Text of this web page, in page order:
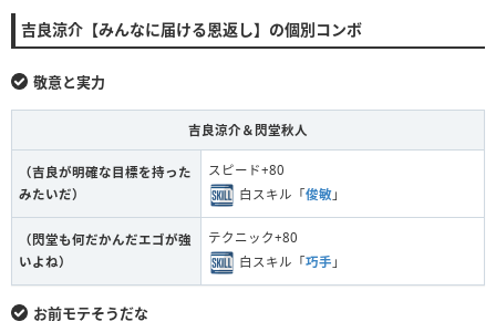
吉良涼介【みんなに届ける恩返し】の個別コンボ
敬意と実力
吉良涼介＆閃堂秋人
（吉良が明確な目標を持った
みたいだ）
スピード+80
白スキル「俊敏 」
（閃堂も何だかんだエゴが強
いよね）
テクニック+80
白スキル「巧手 」
お前モテそうだな